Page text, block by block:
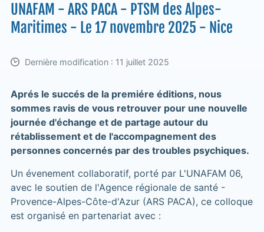
UNAFAM - ARS PACA - PTSM des Alpes-
Maritimes - Le 17 novembre 2025 - Nice
Dernière modification : 11 juillet 2025
Aprés le succés de la premiére éditions, nous
sommes ravis de vous retrouver pour une nouvelle
journée d'échange et de partage autour du
rétablissement et de l'accompagnement des
personnes concernés par des troubles psychiques.
Un évenement collaboratif, porté par L'UNAFAM 06,
avec le soutien de l'Agence régionale de santé -
Provence-Alpes-Côte-d'Azur (ARS PACA), ce colloque
est organisé en partenariat avec :